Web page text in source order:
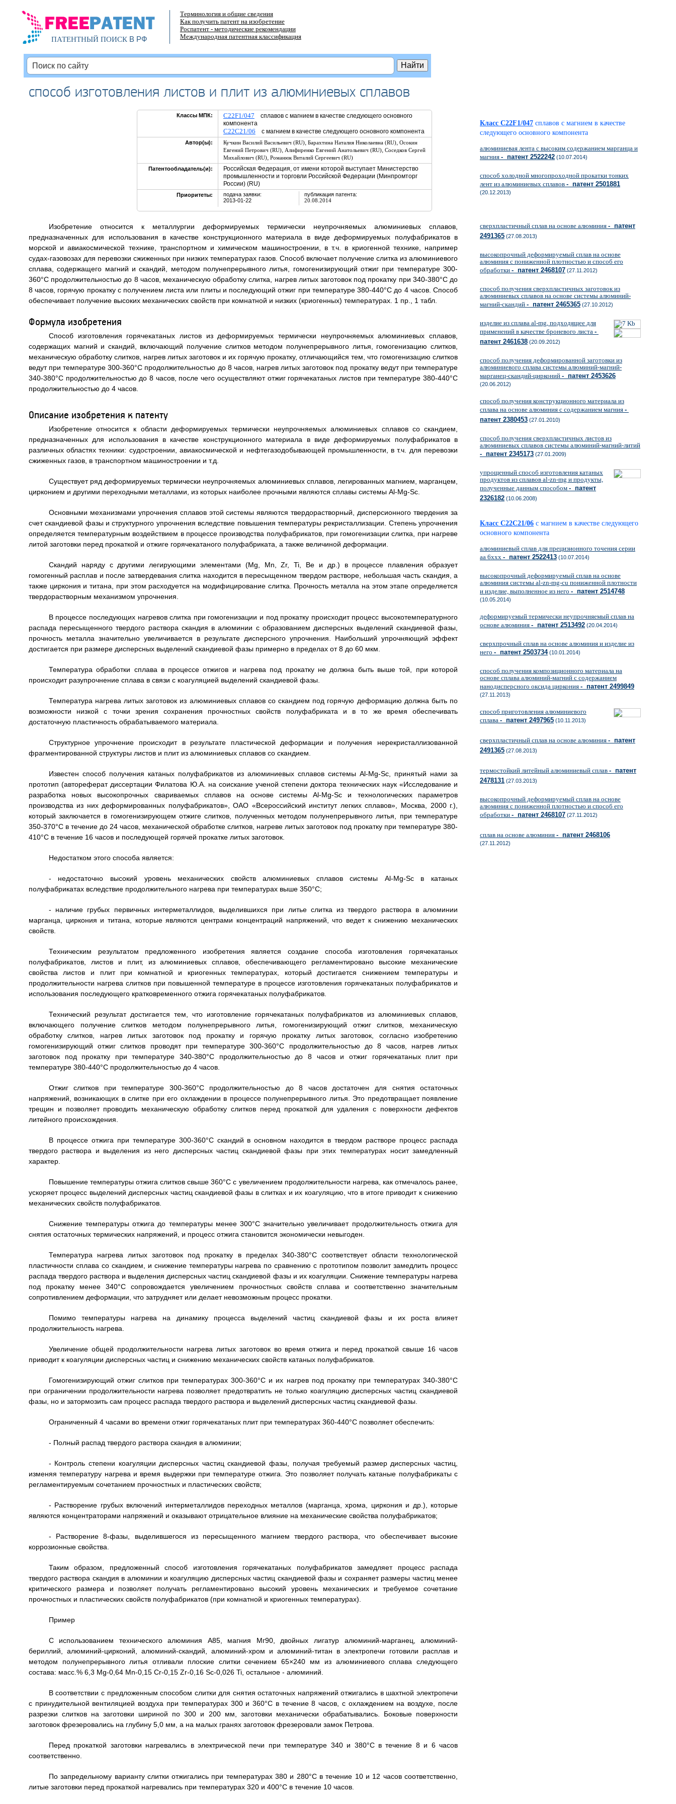
ПАТЕНТНЫЙ ПОИСКВ РФ
Терминология и общие сведения
Как получить патент на изобретение
Роспатент - методические рекомендации
Международная патентная классификация
способ изготовления листов и плит из алюминиевых сплавов
Классы МПК: C22F1/047 сплавов с магнием в качестве следующего основного
компонента
C22C21/06 с магнием в качестве следующего основного компонента
Автор(ы): Кучкин Василий Васильевич (RU), Барахтина Наталия Николаевна (RU), Осокин
Евгений Петрович (RU), Алифиренко Евгений Анатольевич (RU), Соседков Сергей
Михайлович (RU), Романюк Виталий Сергеевич (RU)
Патентообладатель(и):
Российская Федерация, от имени которой выступает Министерство
промышленности и торговли Российской Федерации (Минпромторг
России) (RU)
Приоритеты:
подача заявки:
2013-01-22
публикация патента:
20.08.2014
Изобретение относится к металлургии деформируемых термически неупрочняемых алюминиевых сплавов,
предназначенных для использования в качестве конструкционного материала в виде деформируемых полуфабрикатов в
морской и авиакосмической технике, транспортном и химическом машиностроении, в т.ч. в криогенной технике, например
судах-газовозах для перевозки сжиженных при низких температурах газов. Способ включает получение слитка из алюминиевого
сплава, содержащего магний и скандий, методом полунепрерывного литья, гомогенизирующий отжиг при температуре 300-
360°C продолжительностью до 8 часов, механическую обработку слитка, нагрев литых заготовок под прокатку при 340-380°C до
8 часов, горячую прокатку с получением листа или плиты и последующий отжиг при температуре 380-440°C до 4 часов. Способ
обеспечивает получение высоких механических свойств при комнатной и низких (криогенных) температурах. 1 пр., 1 табл.
Формула изобретения
Способ изготовления горячекатаных листов из деформируемых термически неупрочняемых алюминиевых сплавов,
содержащих магний и скандий, включающий получение слитков методом полунепрерывного литья, гомогенизацию слитков,
механическую обработку слитков, нагрев литых заготовок и их горячую прокатку, отличающийся тем, что гомогенизацию слитков
ведут при температуре 300-360°C продолжительностью до 8 часов, нагрев литых заготовок под прокатку ведут при температуре
340-380°C продолжительностью до 8 часов, после чего осуществляют отжиг горячекатаных листов при температуре 380-440°C
продолжительностью до 4 часов.
Описание изобретения к патенту
Изобретение относится к области деформируемых термически неупрочняемых алюминиевых сплавов со скандием,
предназначенных для использования в качестве конструкционного материала в виде деформируемых полуфабрикатов в
различных областях техники: судостроении, авиакосмической и нефтегазодобывающей промышленности, в т.ч. для перевозки
сжиженных газов, в транспортном машиностроении и т.д.
Существует ряд деформируемых термически неупрочняемых алюминиевых сплавов, легированных магнием, марганцем,
цирконием и другими переходными металлами, из которых наиболее прочными являются сплавы системы Al-Mg-Sc.
Основными механизмами упрочнения сплавов этой системы являются твердорастворный, дисперсионного твердения за
счет скандиевой фазы и структурного упрочнения вследствие повышения температуры рекристаллизации. Степень упрочнения
определяется температурным воздействием в процессе производства полуфабрикатов, при гомогенизации слитка, при нагреве
литой заготовки перед прокаткой и отжиге горячекатаного полуфабриката, а также величиной деформации.
Скандий наряду с другими легирующими элементами (Mg, Mn, Zr, Ti, Be и др.) в процессе плавления образует
гомогенный расплав и после затвердевания слитка находится в пересыщенном твердом растворе, небольшая часть скандия, а
также циркония и титана, при этом расходуется на модифицирование слитка. Прочность металла на этом этапе определяется
твердорастворным механизмом упрочнения.
В процессе последующих нагревов слитка при гомогенизации и под прокатку происходит процесс высокотемпературного
распада пересыщенного твердого раствора скандия в алюминии с образованием дисперсных выделений скандиевой фазы,
прочность металла значительно увеличивается в результате дисперсного упрочнения. Наибольший упрочняющий эффект
достигается при размере дисперсных выделений скандиевой фазы примерно в пределах от 8 до 60 мкм.
Температура обработки сплава в процессе отжигов и нагрева под прокатку не должна быть выше той, при которой
происходит разупрочнение сплава в связи с коагуляцией выделений скандиевой фазы.
Температура нагрева литых заготовок из алюминиевых сплавов со скандием под горячую деформацию должна быть по
возможности низкой с точки зрения сохранения прочностных свойств полуфабриката и в то же время обеспечивать
достаточную пластичность обрабатываемого материала.
Структурное упрочнение происходит в результате пластической деформации и получения нерекристаллизованной
фрагментированной структуры листов и плит из алюминиевых сплавов со скандием.
Известен способ получения катаных полуфабрикатов из алюминиевых сплавов системы Al-Mg-Sc, принятый нами за
прототип (автореферат диссертации Филатова Ю.А. на соискание ученой степени доктора технических наук «Исследование и
разработка новых высокопрочных свариваемых сплавов на основе системы Al-Mg-Sc и технологических параметров
производства из них деформированных полуфабрикатов», ОАО «Всероссийский институт легких сплавов», Москва, 2000 г.),
который заключается в гомогенизирующем отжиге слитков, полученных методом полунепрерывного литья, при температуре
350-370°С в течение до 24 часов, механической обработке слитков, нагреве литых заготовок под прокатку при температуре 380-
410°С в течение 16 часов и последующей горячей прокатке литых заготовок.
Недостатком этого способа является:
- недостаточно высокий уровень механических свойств алюминиевых сплавов системы Al-Mg-Sc в катаных
полуфабрикатах вследствие продолжительного нагрева при температурах выше 350°С;
- наличие грубых первичных интерметаллидов, выделившихся при литье слитка из твердого раствора в алюминии
марганца, циркония и титана, которые являются центрами концентраций напряжений, что ведет к снижению механических
свойств.
Техническим результатом предложенного изобретения является создание способа изготовления горячекатаных
полуфабрикатов, листов и плит, из алюминиевых сплавов, обеспечивающего регламентировано высокие механические
свойства листов и плит при комнатной и криогенных температурах, который достигается снижением температуры и
продолжительности нагрева слитков при повышенной температуре в процессе изготовления горячекатаных полуфабрикатов и
использования последующего кратковременного отжига горячекатаных полуфабрикатов.
Технический результат достигается тем, что изготовление горячекатаных полуфабрикатов из алюминиевых сплавов,
включающего получение слитков методом полунепрерывного литья, гомогенизирующий отжиг слитков, механическую
обработку слитков, нагрев литых заготовок под прокатку и горячую прокатку литых заготовок, согласно изобретению
гомогенизирующий отжиг слитков проводят при температуре 300-360°С продолжительностью до 8 часов, нагрев литых
заготовок под прокатку при температуре 340-380°С продолжительностью до 8 часов и отжиг горячекатаных плит при
температуре 380-440°С продолжительностью до 4 часов.
Отжиг слитков при температуре 300-360°С продолжительностью до 8 часов достаточен для снятия остаточных
напряжений, возникающих в слитке при его охлаждении в процессе полунепрерывного литья. Это предотвращает появление
трещин и позволяет проводить механическую обработку слитков перед прокаткой для удаления с поверхности дефектов
литейного происхождения.
В процессе отжига при температуре 300-360°С скандий в основном находится в твердом растворе процесс распада
твердого раствора и выделения из него дисперсных частиц скандиевой фазы при этих температурах носит замедленный
характер.
Повышение температуры отжига слитков свыше 360°С с увеличением продолжительности нагрева, как отмечалось ранее,
ускоряет процесс выделений дисперсных частиц скандиевой фазы в слитках и их коагуляцию, что в итоге приводит к снижению
механических свойств полуфабрикатов.
Снижение температуры отжига до температуры менее 300°С значительно увеличивает продолжительность отжига для
снятия остаточных термических напряжений, и процесс отжига становится экономически невыгоден.
Температура нагрева литых заготовок под прокатку в пределах 340-380°С соответствует области технологической
пластичности сплава со скандием, и снижение температуры нагрева по сравнению с прототипом позволит замедлить процесс
распада твердого раствора и выделения дисперсных частиц скандиевой фазы и их коагуляции. Снижение температуры нагрева
под прокатку менее 340°С сопровождается увеличением прочностных свойств сплава и соответственно значительным
сопротивлением деформации, что затрудняет или делает невозможным процесс прокатки.
Помимо температуры нагрева на динамику процесса выделений частиц скандиевой фазы и их роста влияет
продолжительность нагрева.
Увеличение общей продолжительности нагрева литых заготовок во время отжига и перед прокаткой свыше 16 часов
приводит к коагуляции дисперсных частиц и снижению механических свойств катаных полуфабрикатов.
Гомогенизирующий отжиг слитков при температурах 300-360°С и их нагрев под прокатку при температурах 340-380°С
при ограничении продолжительности нагрева позволяет предотвратить не только коагуляцию дисперсных частиц скандиевой
фазы, но и затормозить сам процесс распада твердого раствора и выделений дисперсных частиц скандиевой фазы.
Ограниченный 4 часами во времени отжиг горячекатаных плит при температурах 360-440°С позволяет обеспечить:
- Полный распад твердого раствора скандия в алюминии;
- Контроль степени коагуляции дисперсных частиц скандиевой фазы, получая требуемый размер дисперсных частиц,
изменяя температуру нагрева и время выдержки при температуре отжига. Это позволяет получать катаные полуфабрикаты с
регламентируемым сочетанием прочностных и пластических свойств;
- Растворение грубых включений интерметаллидов переходных металлов (марганца, хрома, циркония и др.), которые
являются концентраторами напряжений и оказывают отрицательное влияние на механические свойства полуфабрикатов;
- Растворение 8-фазы, выделившегося из пересыщенного магнием твердого раствора, что обеспечивает высокие
коррозионные свойства.
Таким образом, предложенный способ изготовления горячекатаных полуфабрикатов замедляет процесс распада
твердого раствора скандия в алюминии и коагуляцию дисперсных частиц скандиевой фазы и сохраняет размеры частиц менее
критического размера и позволяет получать регламентировано высокий уровень механических и требуемое сочетание
прочностных и пластических свойств полуфабрикатов (при комнатной и криогенных температурах).
Пример
С использованием технического алюминия А85, магния Мг90, двойных лигатур алюминий-марганец, алюминий-
бериллий, алюминий-цирконий, алюминий-скандий, алюминий-хром и алюминий-титан в электропечи готовили расплав и
методом полунепрерывного литья отливали плоские слитки сечением 65×240 мм из алюминиевого сплава следующего
состава: масс.% 6,3 Mg-0,64 Mn-0,15 Cr-0,15 Zr-0,16 Sc-0,026 Ti, остальное - алюминий.
В соответствии с предложенным способом слитки для снятия остаточных напряжений отжигались в шахтной электропечи
с принудительной вентиляцией воздуха при температурах 300 и 360°С в течение 8 часов, с охлаждением на воздухе, после
разрезки слитков на заготовки шириной по 300 и 200 мм, заготовки механически обрабатывались. Боковые поверхности
заготовок фрезеровались на глубину 5,0 мм, а на малых гранях заготовок фрезеровали замок Петрова.
Перед прокаткой заготовки нагревались в электрической печи при температуре 340 и 380°С в течение 8 и 6 часов
соответственно.
По запредельному варианту слитки отжигались при температурах 380 и 280°С в течение 10 и 12 часов соответственно,
литые заготовки перед прокаткой нагревались при температурах 320 и 400°С в течение 10 часов.
Класс C22F1/047 сплавов с магнием в качестве
следующего основного компонента
алюминиевая лента с высоким содержанием марганца и
магния - патент 2522242 (10.07.2014)
способ холодной многопроходной прокатки тонких
лент из алюминиевых сплавов - патент 2501881
(20.12.2013)
сверхпластичный сплав на основе алюминия - патент
2491365 (27.08.2013)
высокопрочный деформируемый сплав на основе
алюминия с пониженной плотностью и способ его
обработки - патент 2468107 (27.11.2012)
способ получения сверхпластичных заготовок из
алюминиевых сплавов на основе системы алюминий-
магний-скандий - патент 2465365 (27.10.2012)
изделие из сплава al-mg, подходящее для
применений в качестве броневого листа -
патент 2461638 (20.09.2012)
способ получения деформированной заготовки из
алюминиевого сплава системы алюминий-магний-
марганец-скандий-цирконий - патент 2453626
(20.06.2012)
способ получения конструкционного материала из
сплава на основе алюминия с содержанием магния -
патент 2380453 (27.01.2010)
способ получения сверхпластичных листов из
алюминиевых сплавов системы алюминий-магний-литий
- патент 2345173 (27.01.2009)
упрощенный способ изготовления катаных
продуктов из сплавов al-zn-mg и продукты,
полученные данным способом - патент
2326182 (10.06.2008)
Класс C22C21/06 с магнием в качестве следующего
основного компонента
алюминиевый сплав для прецизионного точения серии
аа 6ххх - патент 2522413 (10.07.2014)
высокопрочный деформируемый сплав на основе
алюминия системы al-zn-mg-cu пониженной плотности
и изделие, выполненное из него - патент 2514748
(10.05.2014)
деформируемый термически неупрочняемый сплав на
основе алюминия - патент 2513492 (20.04.2014)
сверхпрочный сплав на основе алюминия и изделие из
него - патент 2503734(10.01.2014)
способ получения композиционного материала на
основе сплава алюминий-магний с содержанием
нанодисперсного оксида циркония - патент 2499849
(27.11.2013)
способ приготовления алюминиевого
сплава - патент 2497965 (10.11.2013)
сверхпластичный сплав на основе алюминия - патент
2491365 (27.08.2013)
термостойкий литейный алюминиевый сплав - патент
2478131 (27.03.2013)
высокопрочный деформируемый сплав на основе
алюминия с пониженной плотностью и способ его
обработки - патент 2468107 (27.11.2012)
сплав на основе алюминия - патент 2468106
(27.11.2012)